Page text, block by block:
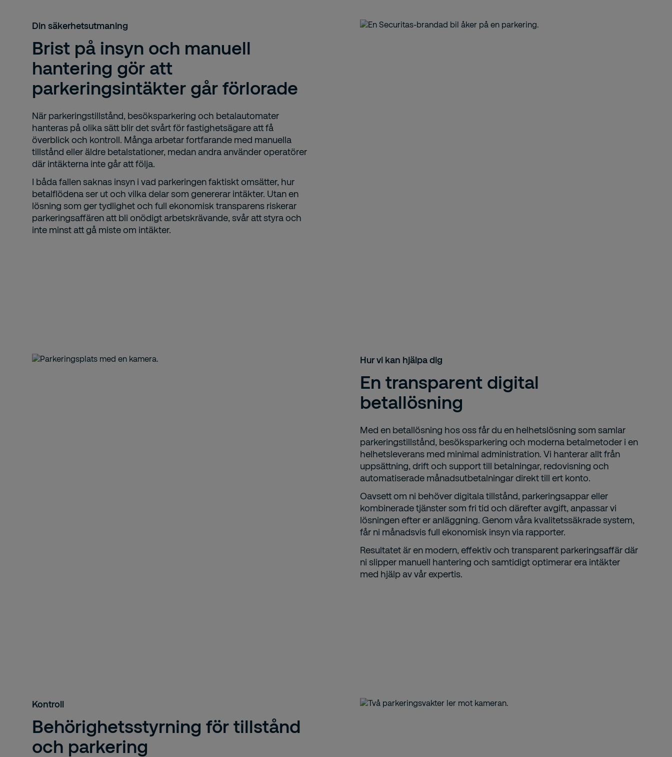
Din säkerhetsutmaning
Brist på insyn och manuell
hantering gör att
parkeringsintäkter går förlorade
När parkeringstillstånd, besöksparkering och betalautomater
hanteras på olika sätt blir det svårt för fastighetsägare att få
överblick och kontroll. Många arbetar fortfarande med manuella
tillstånd eller äldre betalstationer, medan andra använder operatörer
där intäkterna inte går att följa.
I båda fallen saknas insyn i vad parkeringen faktiskt omsätter, hur
betalflödena ser ut och vilka delar som genererar intäkter. Utan en
lösning som ger tydlighet och full ekonomisk transparens riskerar
parkeringsaffären att bli onödigt arbetskrävande, svår att styra och
inte minst att gå miste om intäkter.
Hur vi kan hjälpa dig
En transparent digital
betallösning
Med en betallösning hos oss får du en helhetslösning som samlar
parkeringstillstånd, besöksparkering och moderna betalmetoder i en
helhetsleverans med minimal administration. Vi hanterar allt från
uppsättning, drift och support till betalningar, redovisning och
automatiserade månadsutbetalningar direkt till ert konto.
Oavsett om ni behöver digitala tillstånd, parkeringsappar eller
kombinerade tjänster som fri tid och därefter avgift, anpassar vi
lösningen efter er anläggning. Genom våra kvalitetssäkrade system,
får ni månadsvis full ekonomisk insyn via rapporter.
Resultatet är en modern, effektiv och transparent parkeringsaffär där
ni slipper manuell hantering och samtidigt optimerar era intäkter
med hjälp av vår expertis.
Kontroll
Behörighetsstyrning för tillstånd
och parkering